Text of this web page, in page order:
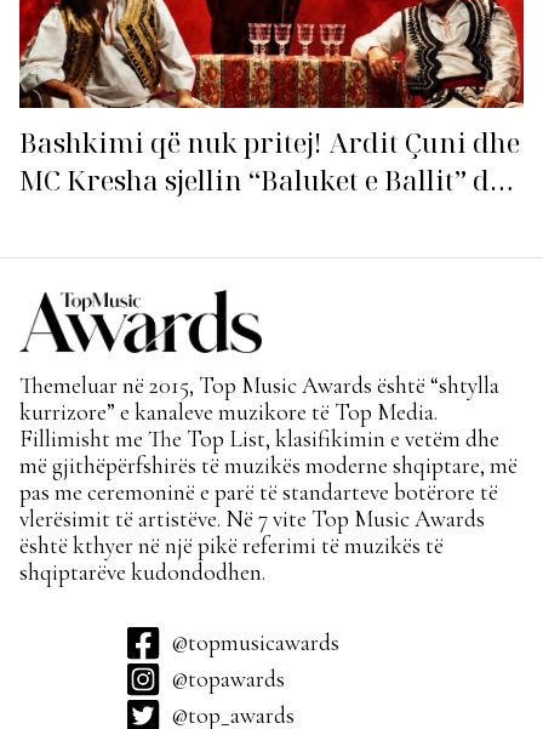
Bashkimi që nuk pritej! Ardit Çuni dhe
MC Kresha sjellin “Baluket e Ballit” dhe
Themeluar në 2015, Top Music Awards është “shtylla
kurrizore” e kanaleve muzikore të Top Media.
Fillimisht me The Top List, klasifikimin e vetëm dhe
më gjithëpërfshirës të muzikës moderne shqiptare, më
pas me ceremoninë e parë të standarteve botërore të
vlerësimit të artistëve. Në 7 vite Top Music Awards
është kthyer në një pikë referimi të muzikës të
shqiptarëve kudondodhen.
@topmusicawards
@topawards
@top_awards